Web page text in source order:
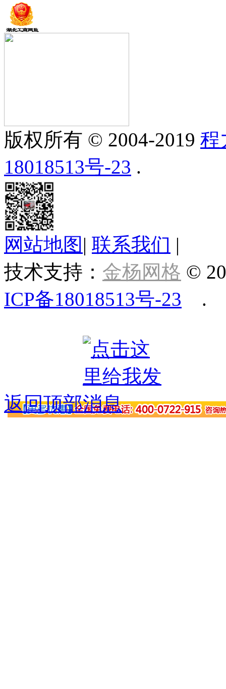
版权所有 © 2004-2019 程
18018513号-23 .
网站地图 | 联系我们 |
技术支持： 金杨网格 ©
ICP备18018513号-23 .
返回顶部